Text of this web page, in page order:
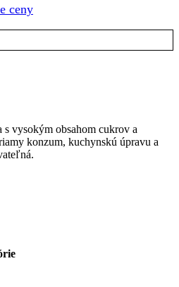
ceny
vysokým obsahom cukrov a
konzum, kuchynskú úpravu a